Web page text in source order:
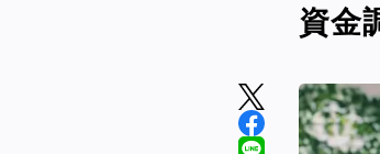
資金